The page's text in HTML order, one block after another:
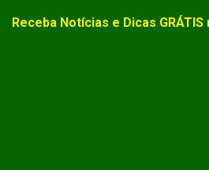
Receba Notícias e Dicas GRÁTIS